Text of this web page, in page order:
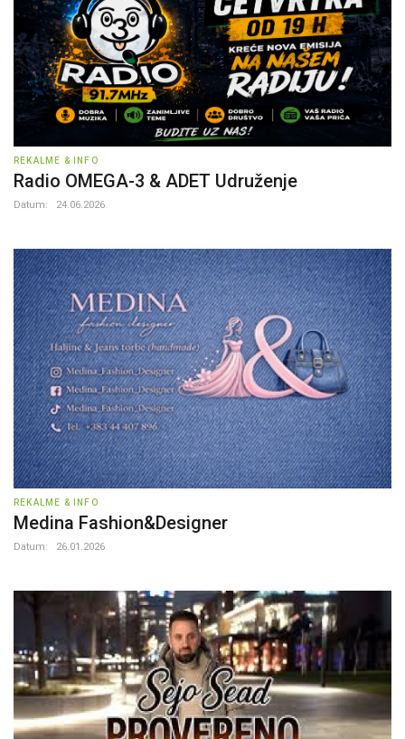
REKALME & INFO
Radio OMEGA-3 & ADET Udruženje
Datum: 24.06.2026
REKALME & INFO
Medina Fashion&Designer
Datum: 26.01.2026